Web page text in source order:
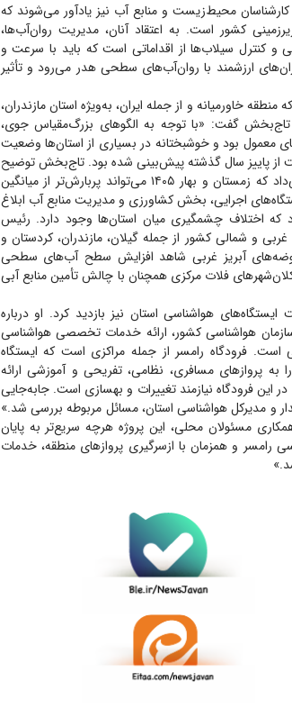
محیط‌زیست و منابع آب نیز یادآور می‌شوند که
کشور است. به اعتقاد آنان، مدیریت روان‌آب‌ها،
کنترل سیلاب‌ها از اقداماتی است که باید با سرعت و
ارزشمند با روان‌آب‌های سطحی هدر می‌رود و تأثیر
خاورمیانه و از جمله ایران، به‌ویژه استان مازندران،
تاج‌بخش گفت: «با توجه به الگو‌های بزرگ‌مقیاس جوی،
معمول بود و خوشبختانه در بسیاری از استان‌ها وضعیت
از پاییز سال گذشته پیش‌بینی شده بود. تاج‌بخش توضیح
داد: «الگو‌های فصلی و تحلیلی ما از همان زمان نشان می‌داد که زمستان و بهار ۱۴۰۵ می‌تواند پربارش‌تر از میانگین
اجرایی، بخش کشاورزی و مدیریت منابع آب ابلاغ
که اختلاف چشمگیری میان استان‌ها وجود دارد. رئیس
و شمالی کشور از جمله گیلان، مازندران، کردستان و
آبریز غربی شاهد افزایش سطح آب‌های سطحی
فلات مرکزی همچنان با چالش تأمین منابع آبی
هواشناسی استان نیز بازدید کرد. او درباره
هواشناسی کشور، ارائه خدمات تخصصی هواشناسی
است. فرودگاه رامسر از جمله مراکزی است که ایستگاه
پرواز‌های مسافری، نظامی، تفریحی و آموزشی ارائه
این فرودگاه نیازمند تغییرات و بهسازی است. جابه‌جایی
و مدیرکل هواشناسی استان، مسائل مربوطه بررسی شد.»
مسئولان محلی، این پروژه هرچه سریع‌تر به پایان
رامسر و همزمان با ازسرگیری پرواز‌های منطقه، خدمات